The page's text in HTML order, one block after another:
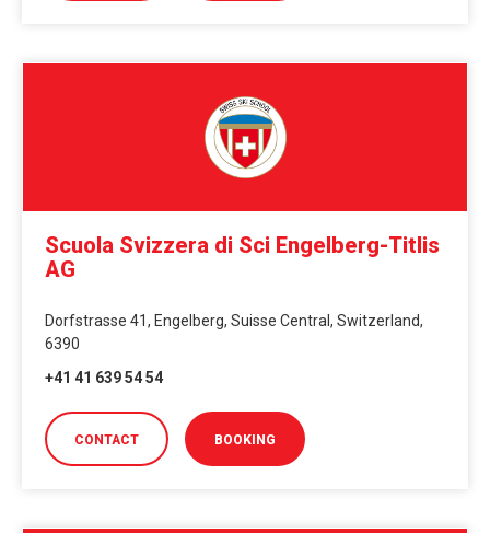
Scuola Svizzera di Sci Engelberg-Titlis
AG
Dorfstrasse 41, Engelberg, Suisse Central, Switzerland,
6390
+41 41 639 54 54
CONTACT BOOKING